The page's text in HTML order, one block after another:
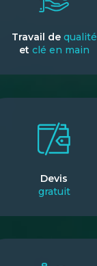
Travail de qualité
et clé en main
Devis
gratuit